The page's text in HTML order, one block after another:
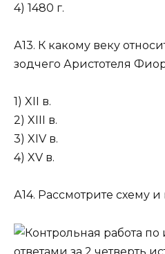
4) 1480 г.
А13. К какому веку
зодчего Аристотеля
1) XII в.
2) XIII в.
3) XIV в.
4) XV в.
А14. Рассмотрите схему